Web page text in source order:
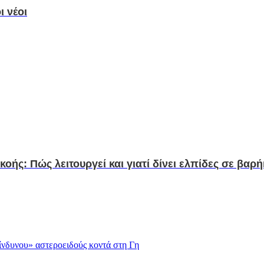
νέοι
Πώς λειτουργεί και γιατί δίνει ελπίδες σε
αστεροειδούς κοντά στη Γη